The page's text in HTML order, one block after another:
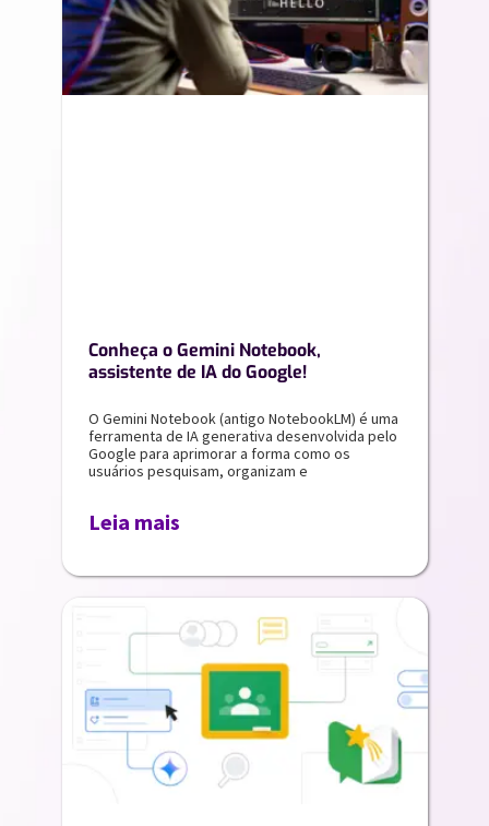
Conheça o Gemini Notebook,
assistente de IA do Google!
O Gemini Notebook (antigo NotebookLM) é uma
ferramenta de IA generativa desenvolvida pelo
Google para aprimorar a forma como os
usuários pesquisam, organizam e
Leia mais